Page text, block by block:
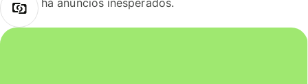
há anúncios inesperados.